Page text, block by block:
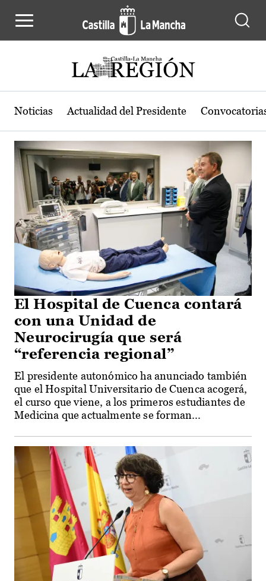
Actualidad de la región de Castilla-
Noticias Actualidad del Presidente
El Hospital de Cuenca contará
con una Unidad de
Neurocirugía que será
“referencia regional”
El presidente autonómico ha anunciado también
que el Hospital Universitario de Cuenca acogerá,
el curso que viene, a los primeros estudiantes de
Medicina que actualmente se forman...